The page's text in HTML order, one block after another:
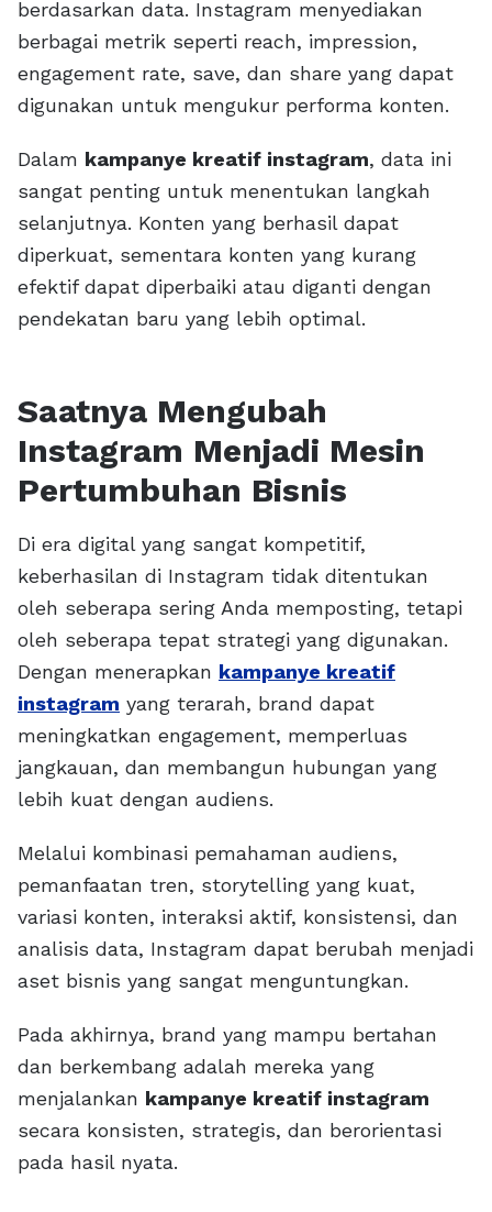
berdasarkan data. Instagram menyediakan
berbagai metrik seperti reach, impression,
engagement rate, save, dan share yang dapat
digunakan untuk mengukur performa konten.
Dalam kampanye kreatif instagram, data ini
sangat penting untuk menentukan langkah
selanjutnya. Konten yang berhasil dapat
diperkuat, sementara konten yang kurang
efektif dapat diperbaiki atau diganti dengan
pendekatan baru yang lebih optimal.
Saatnya Mengubah
Instagram Menjadi Mesin
Pertumbuhan Bisnis
Di era digital yang sangat kompetitif,
keberhasilan di Instagram tidak ditentukan
oleh seberapa sering Anda memposting, tetapi
oleh seberapa tepat strategi yang digunakan.
Dengan menerapkan kampanye kreatif
instagram yang terarah, brand dapat
meningkatkan engagement, memperluas
jangkauan, dan membangun hubungan yang
lebih kuat dengan audiens.
Melalui kombinasi pemahaman audiens,
pemanfaatan tren, storytelling yang kuat,
variasi konten, interaksi aktif, konsistensi, dan
analisis data, Instagram dapat berubah menjadi
aset bisnis yang sangat menguntungkan.
Pada akhirnya, brand yang mampu bertahan
dan berkembang adalah mereka yang
menjalankan kampanye kreatif instagram
secara konsisten, strategis, dan berorientasi
pada hasil nyata.